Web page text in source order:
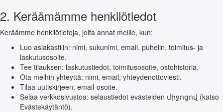
2. Keräämämme henkilötiedot
Keräämme henkilötietoja, joita annat meille, kun:
Luo asiakastilin: nimi, sukunimi, email, puhelin, toimitus- ja
laskutusosoite.
Tee tilauksen: laskutustiedot, toimitusosoite, ostohistoria.
Ota meihin yhteyttä: nimi, email, yhteydenottoviesti.
Tilaa uutiskirjeen: email-osoite.
Selaa verkkosivustoa: selaustiedot evästeiden միջոցով (katso
Evästekäytäntö).